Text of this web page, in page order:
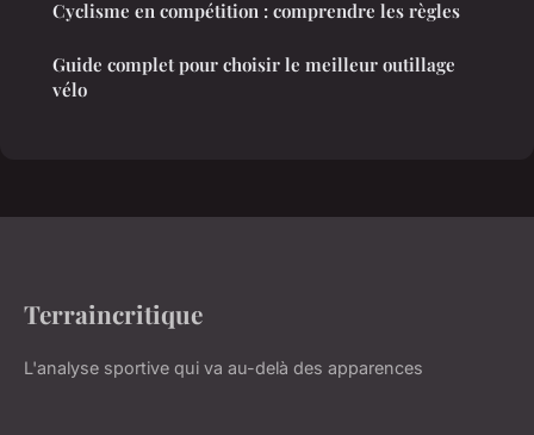
Cyclisme en compétition : comprendre les règles
Guide complet pour choisir le meilleur outillage
vélo
Terraincritique
L'analyse sportive qui va au-delà des apparences